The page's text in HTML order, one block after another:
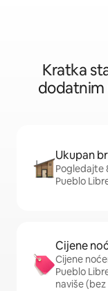
Kratka
dodatnim
Ukupan
Pogledajte
Pueblo
Cijene
Cijene
Pueblo
naviše